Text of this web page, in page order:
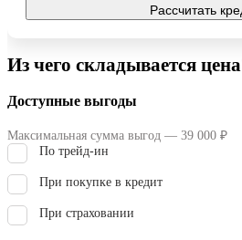
Рассчитать
Из чего складывается
Доступные выгоды
Максимальная сумма выгод — 39 000 ₽
По трейд-ин
При покупке в кредит
При страховании